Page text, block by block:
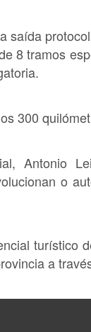
saída
8 tramos
300
Antonio
o
turístico
a